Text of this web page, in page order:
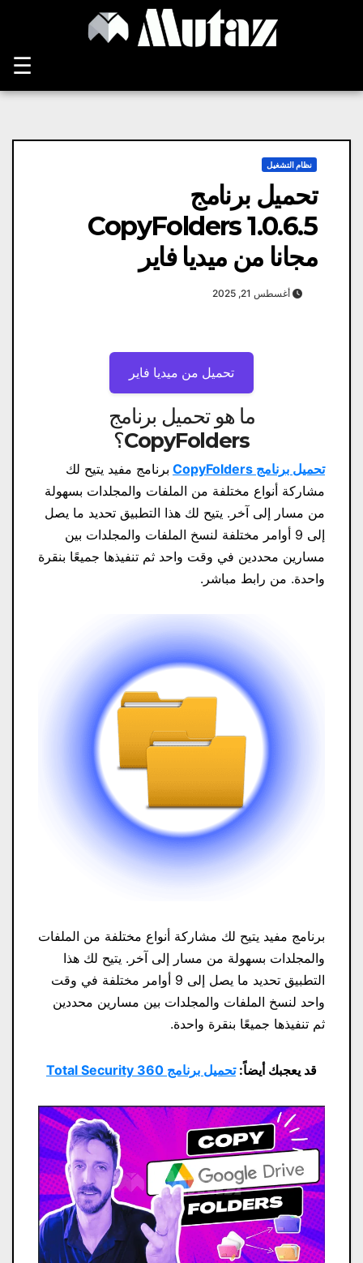
☰
نظام التشغيل
تحميل برنامج
CopyFolders 1.0.6.5
مجانا من ميديا ​​فاير
أغسطس 21, 2025
تحميل من ميديا ​​فاير
ما هو تحميل برنامج
CopyFolders؟
تحميل برنامج CopyFolders
برنامج مفيد يتيح لك
مشاركة أنواع مختلفة من الملفات والمجلدات بسهولة
من مسار إلى آخر. يتيح لك هذا التطبيق تحديد ما يصل
إلى 9 أوامر مختلفة لنسخ الملفات والمجلدات بين
مسارين محددين في وقت واحد ثم تنفيذها جميعًا بنقرة
واحدة. من رابط مباشر.
برنامج مفيد يتيح لك مشاركة أنواع مختلفة من الملفات
والمجلدات بسهولة من مسار إلى آخر. يتيح لك هذا
التطبيق تحديد ما يصل إلى 9 أوامر مختلفة في وقت
واحد لنسخ الملفات والمجلدات بين مسارين محددين
ثم تنفيذها جميعًا بنقرة واحدة.
قد يعجبك أيضاً:تحميل برنامج 360 Total Security